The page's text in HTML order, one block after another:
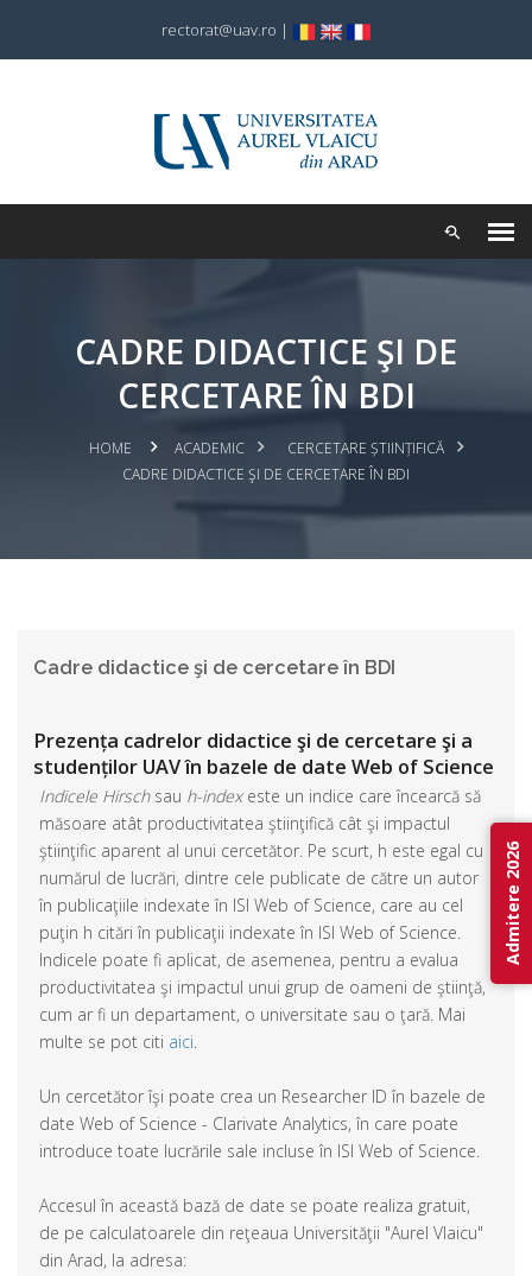
rectorat@uav.ro |
CADRE DIDACTICE ŞI DE
CERCETARE ÎN BDI
HOME ACADEMIC
CERCETARE ȘTIINȚIFICĂ
CADRE DIDACTICE ŞI DE CERCETARE ÎN BDI
Cadre didactice şi de cercetare în BDI
Prezența cadrelor didactice şi de cercetare şi a
studenților UAV în bazele de date Web of Science
- Clarivate Analytics
Indicele Hirschsau h-indexeste un indice care încearcă să
măsoare atât productivitatea ştiinţifică cât şi impactul
ştiinţific aparent al unui cercetător. Pe scurt, h este egal cu
numărul de lucrări, dintre cele publicate de către un autor
în publicaţiile indexate în ISI Web of Science, care au cel
puţin h citări în publicaţii indexate în ISI Web of Science.
Indicele poate fi aplicat, de asemenea, pentru a evalua
productivitatea şi impactul unui grup de oameni de ştiinţă,
cum ar fi un departament, o universitate sau o ţară. Mai
multe se pot citi aici
Un cercetător îşi poate crea un Researcher ID în bazele de
date Web of Science - Clarivate Analytics, în care poate
introduce toate lucrările sale incluse în ISI Web of Science.
Accesul în această bază de date se poate realiza gratuit,
de pe calculatoarele din reţeaua Universităţii "Aurel Vlaicu"
din Arad, la adresa:
Admitere 2026